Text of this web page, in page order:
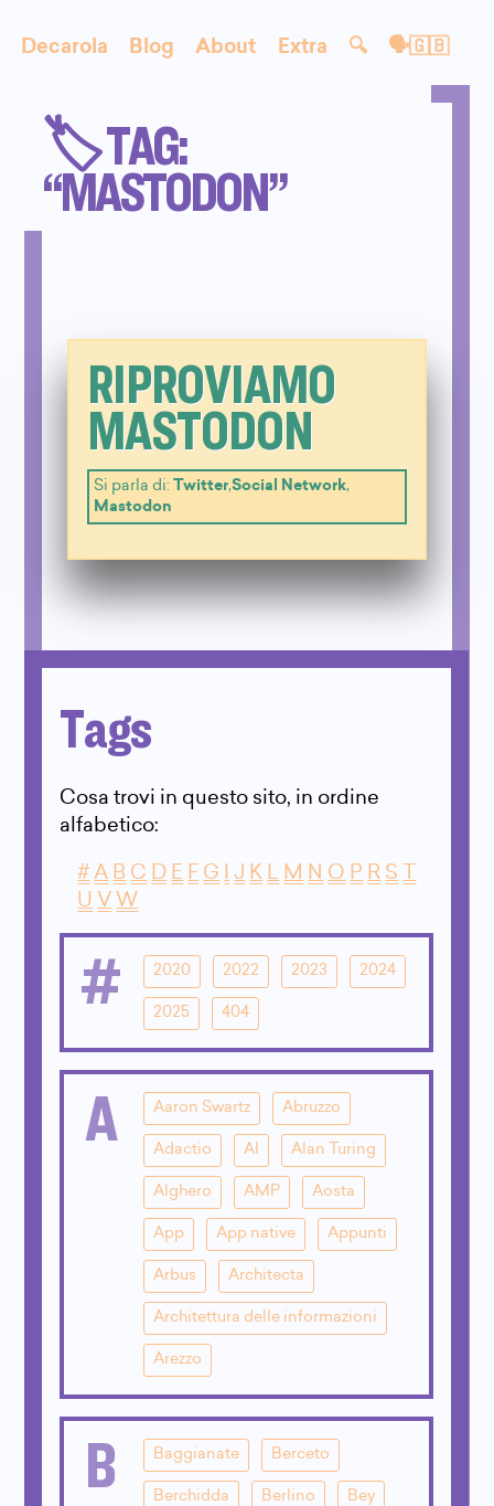
Decarola Blog About Extra 🔍 🗣🇬🇧
🏷️ TAG:
“MASTODON”
RIPROVIAMO
MASTODON
Si parla di: Twitter,Social Network,
Mastodon
Tags
Cosa trovi in questo sito, in ordine
alfabetico:
# A B C D E F G J K L M N O P R S
U V W
# 2020 2022 2023 2024
2025 404
A Aaron Swartz Abruzzo
Adactio AI Alan Turing
Alghero AMP Aosta
App App native Appunti
Arbus Architecta
Architettura delle informazioni
Arezzo
B Baggianate Berceto
Berchidda Berlino Bey